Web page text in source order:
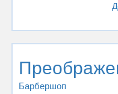
Барбершоп